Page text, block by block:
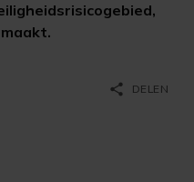
share DELEN